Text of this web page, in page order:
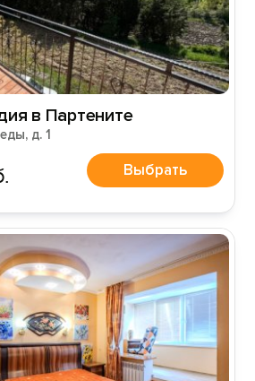
в Партените
д. 1
Выбрать